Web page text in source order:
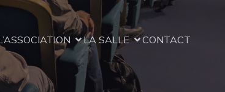
LA SALLE CONTACT